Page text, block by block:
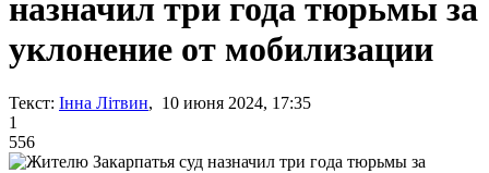
назначил три года тюрьмы за
уклонение от мобилизации
Текст: Інна Літвин, 10 июня 2024, 17:35
1
556